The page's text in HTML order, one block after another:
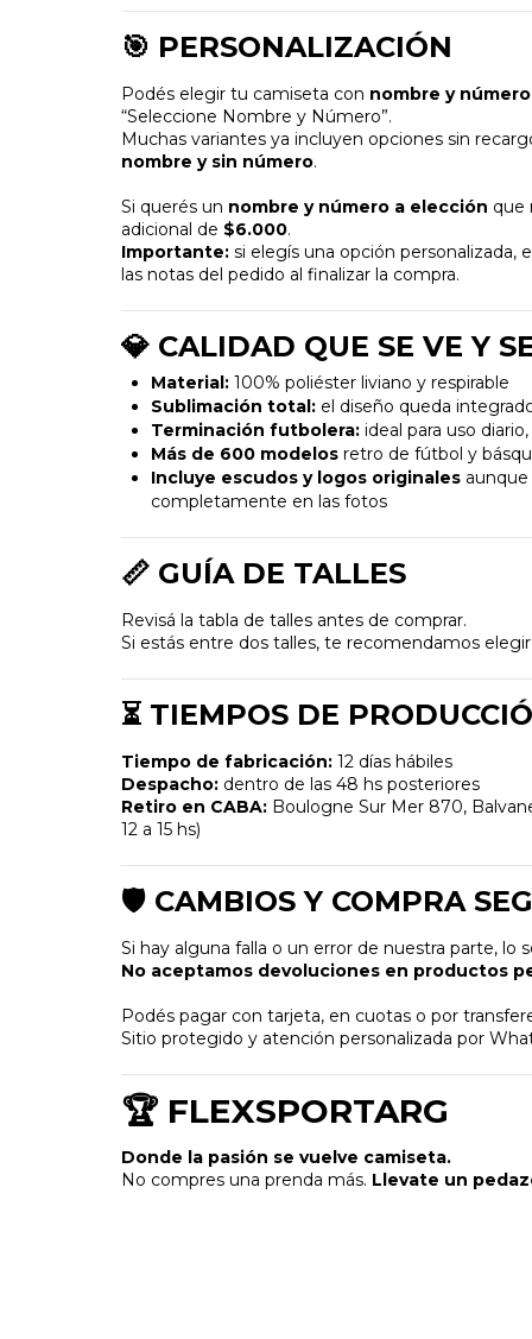
🎯 PERSONALIZACIÓN
Podés elegir tu camiseta con nombre y número
“Seleccione Nombre y Número”.
Muchas variantes ya incluyen opciones sin
nombre y sin número.
Si querés un nombre y número a elección que
adicional de $6.000.
Importante: si elegís una opción personalizada,
las notas del pedido al finalizar la compra.
💎 CALIDAD QUE SE VE Y
Material: 100% poliéster liviano y respirable
Sublimación total: el diseño queda
Terminación futbolera: ideal para uso
Más de 600 modelos retro de fútbol y
Incluye escudos y logos originales
completamente en las fotos
📏 GUÍA DE TALLES
Revisá la tabla de talles antes de comprar.
Si estás entre dos talles, te recomendamos
⏳ TIEMPOS DE
Tiempo de fabricación: 12 días hábiles
Despacho: dentro de las 48 hs posteriores
Retiro en CABA: Boulogne Sur Mer 870,
12 a 15 hs)
🛡️ CAMBIOS Y COMPRA
Si hay alguna falla o un error de nuestra parte, lo
No aceptamos devoluciones en productos
Podés pagar con tarjeta, en cuotas o por
Sitio protegido y atención personalizada por
🏆 FLEXSPORTARG
Donde la pasión se vuelve camiseta.
No compres una prenda más. Llevate un